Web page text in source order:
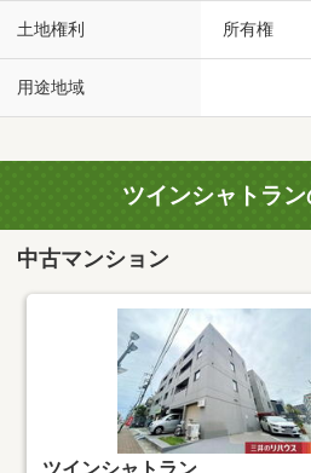
土地権利 所有権
用途地域
ツインシャトラ
中古マンション